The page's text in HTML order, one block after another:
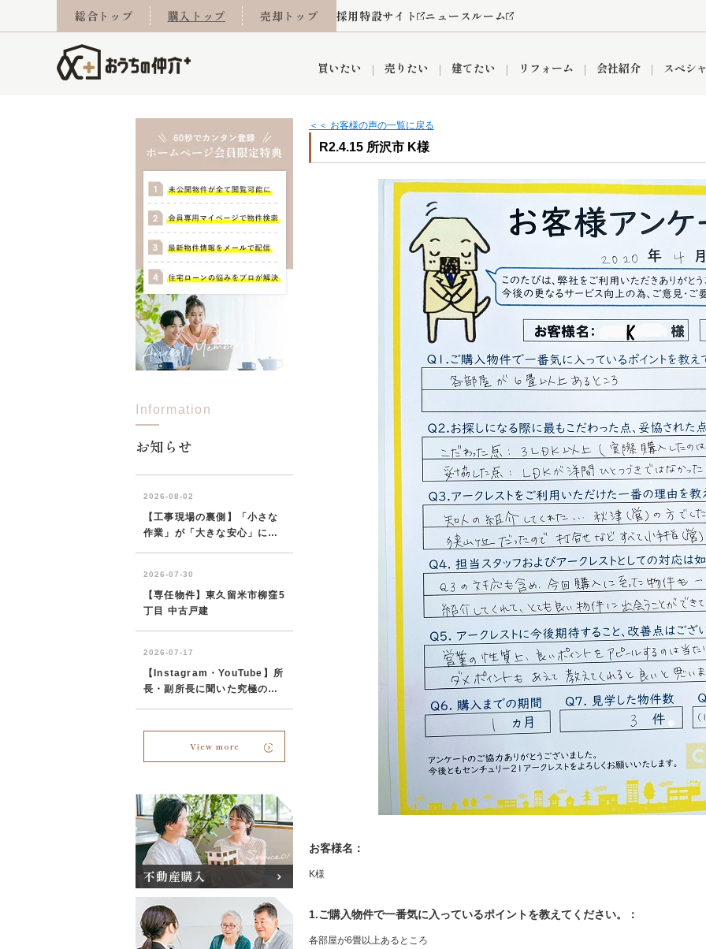
総合トップ 購入トップ 売却トップ 採用特設サイト ニュースルーム
買いたい
学区から探す 町名から探す お気に入り 閲覧履歴 検索履歴
当社お預かり物件 グループ会社施工物件 リノベーション済み物件
今月の住宅ローン金利 8代疾病保証付き住宅ローン 団体信用保険 購入
所沢市 川越市 ふじみ野市 富士見市 志木市 新座市
朝霞市
東久留米市
売りたい
売却査定実績 売却成功実績 よくある質問 売却コラム 査定依頼
住み替え 離婚 空き家
西東京市 東久留米市 狭山市 富士見市 新座市 清
建てたい リフォーム
リフォーム事例 【埼玉】補助金・助成金 【東京】補助金・助成金
会社紹介
採用情報 お客様の声 創業の想い 総合不動産の強み
小手指営業所 所沢営業所 入間営業所 秋津営業所
おうちLABO おうちパークグループの強み
スペシ
マンションカタログ おうちパークくらぶ レンタルスペース 期間限定キャン
オンライン相談予約 売却査定依頼 なんでもご相談 プライバシーポリシー
＜＜ お客様の声の一覧に戻る
R2.4.15 所沢市 K様
お客様名：
K様
1.ご購入物件で一番気に入っているポイントを教えてください。：
各部屋が6畳以上あるところ
Information
お知らせ
View more
不動産購入